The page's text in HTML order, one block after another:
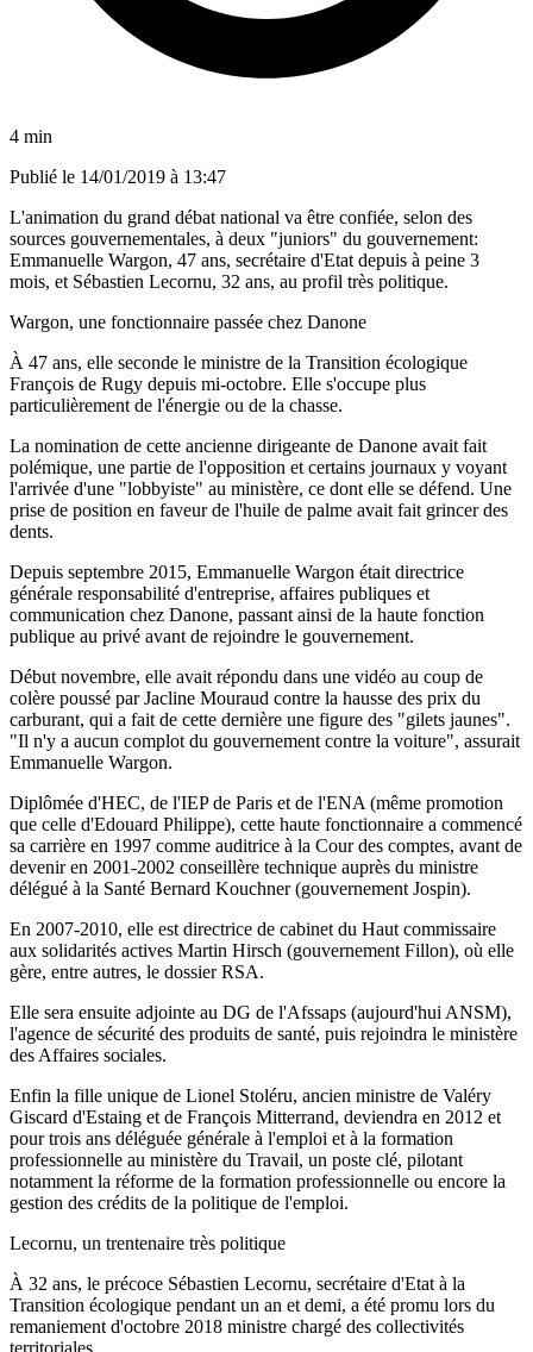
4 min
Publié le 14/01/2019 à 13:47
L'animation du grand débat national va être confiée, selon des
sources gouvernementales, à deux "juniors" du gouvernement:
Emmanuelle Wargon, 47 ans, secrétaire d'Etat depuis à peine 3
mois, et Sébastien Lecornu, 32 ans, au profil très politique.
Wargon, une fonctionnaire passée chez Danone
À 47 ans, elle seconde le ministre de la Transition écologique
François de Rugy depuis mi-octobre. Elle s'occupe plus
particulièrement de l'énergie ou de la chasse.
La nomination de cette ancienne dirigeante de Danone avait fait
polémique, une partie de l'opposition et certains journaux y voyant
l'arrivée d'une "lobbyiste" au ministère, ce dont elle se défend. Une
prise de position en faveur de l'huile de palme avait fait grincer des
dents.
Depuis septembre 2015, Emmanuelle Wargon était directrice
générale responsabilité d'entreprise, affaires publiques et
communication chez Danone, passant ainsi de la haute fonction
publique au privé avant de rejoindre le gouvernement.
Début novembre, elle avait répondu dans une vidéo au coup de
colère poussé par Jacline Mouraud contre la hausse des prix du
carburant, qui a fait de cette dernière une figure des "gilets jaunes".
"Il n'y a aucun complot du gouvernement contre la voiture", assurait
Emmanuelle Wargon.
Diplômée d'HEC, de l'IEP de Paris et de l'ENA (même promotion
que celle d'Edouard Philippe), cette haute fonctionnaire a commencé
sa carrière en 1997 comme auditrice à la Cour des comptes, avant de
devenir en 2001-2002 conseillère technique auprès du ministre
délégué à la Santé Bernard Kouchner (gouvernement Jospin).
En 2007-2010, elle est directrice de cabinet du Haut commissaire
aux solidarités actives Martin Hirsch (gouvernement Fillon), où elle
gère, entre autres, le dossier RSA.
Elle sera ensuite adjointe au DG de l'Afssaps (aujourd'hui ANSM),
l'agence de sécurité des produits de santé, puis rejoindra le ministère
des Affaires sociales.
Enfin la fille unique de Lionel Stoléru, ancien ministre de Valéry
Giscard d'Estaing et de François Mitterrand, deviendra en 2012 et
pour trois ans déléguée générale à l'emploi et à la formation
professionnelle au ministère du Travail, un poste clé, pilotant
notamment la réforme de la formation professionnelle ou encore la
gestion des crédits de la politique de l'emploi.
Lecornu, un trentenaire très politique
À 32 ans, le précoce Sébastien Lecornu, secrétaire d'Etat à la
Transition écologique pendant un an et demi, a été promu lors du
remaniement d'octobre 2018 ministre chargé des collectivités
territoriales.